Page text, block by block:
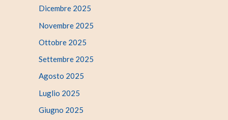
Dicembre 2025
Novembre 2025
Ottobre 2025
Settembre 2025
Agosto 2025
Luglio 2025
Giugno 2025